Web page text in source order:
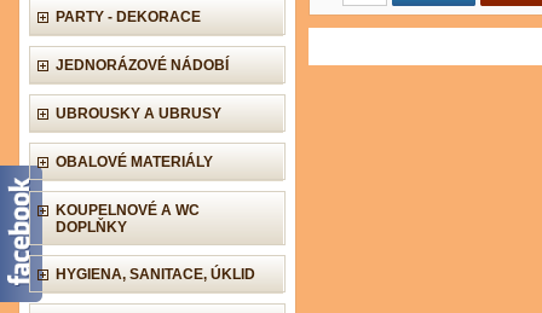
PARTY - DEKORACE
JEDNORÁZOVÉ NÁDOBÍ
UBROUSKY A UBRUSY
OBALOVÉ MATERIÁLY
KOUPELNOVÉ A WC
DOPLŇKY
HYGIENA, SANITACE, ÚKLID